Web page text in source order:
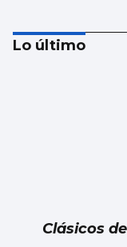
Iris Tió
técnico del
Lo último
Clásicos